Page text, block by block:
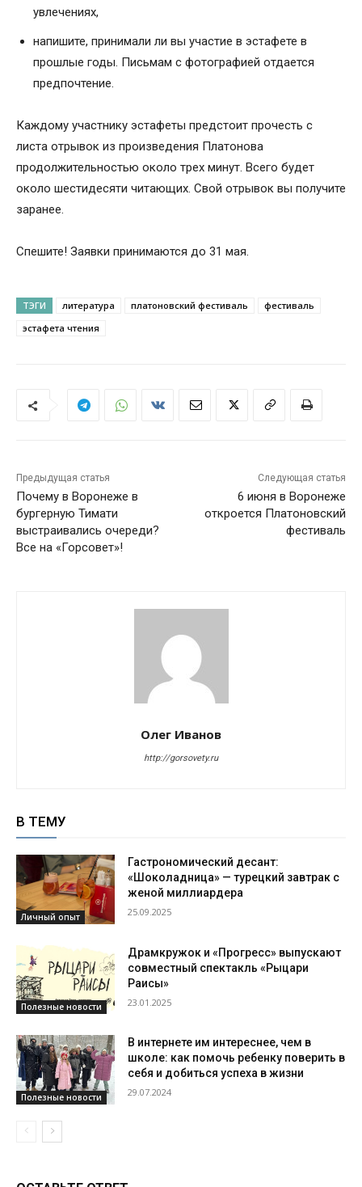
увлечениях,
напишите, принимали ли вы участие в эстафете в
прошлые годы. Письмам с фотографией отдается
предпочтение.
Каждому участнику эстафеты предстоит прочесть с
листа отрывок из произведения Платонова
продолжительностью около трех минут. Всего будет
около шестидесяти читающих. Свой отрывок вы получите
заранее.
Спешите! Заявки принимаются до 31 мая.
ТЭГИ литература платоновский фестиваль
фестиваль
эстафета чтения
Предыдущая статья
Почему в Воронеже в
бургерную Тимати
выстраивались очереди?
Все на «Горсовет»!
Следующая статья
6 июня в Воронеже
откроется Платоновский
фестиваль
Олег Иванов
http://gorsovety.ru
В ТЕМУ
Личный опыт
Гастрономический десант:
«Шоколадница» — турецкий завтрак с
женой миллиардера
25.09.2025
Полезные новости
Драмкружок и «Прогресс» выпускают
совместный спектакль «Рыцари
Раисы»
23.01.2025
Полезные новости
В интернете им интереснее, чем в
школе: как помочь ребенку поверить в
себя и добиться успеха в жизни
29.07.2024